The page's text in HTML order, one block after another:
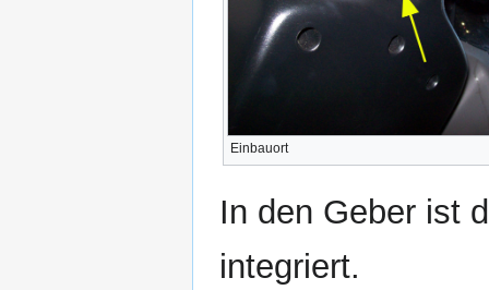
Einbauort
In den Geber ist
integriert.